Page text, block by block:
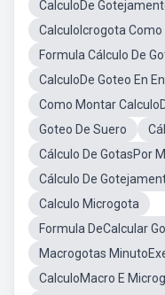
CalculoDe
CalculoIcrogota
Formula Cálculo De
CalculoDe Goteo En
Como Montar
Goteo De Suero
Cálculo De GotasPor
Cálculo De
Calculo Microgota
Formula DeCalcular
Macrogotas
CalculoMacro E